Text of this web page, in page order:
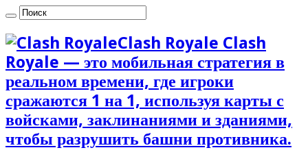
Clash Royale Clash
Royale — это мобильная стратегия в
реальном времени, где игроки
сражаются 1 на 1, используя карты с
войсками, заклинаниями и зданиями,
чтобы разрушить башни противника.